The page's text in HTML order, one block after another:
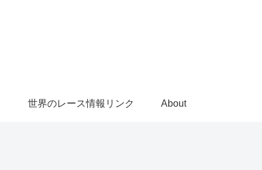
世界のレース情報リンク About